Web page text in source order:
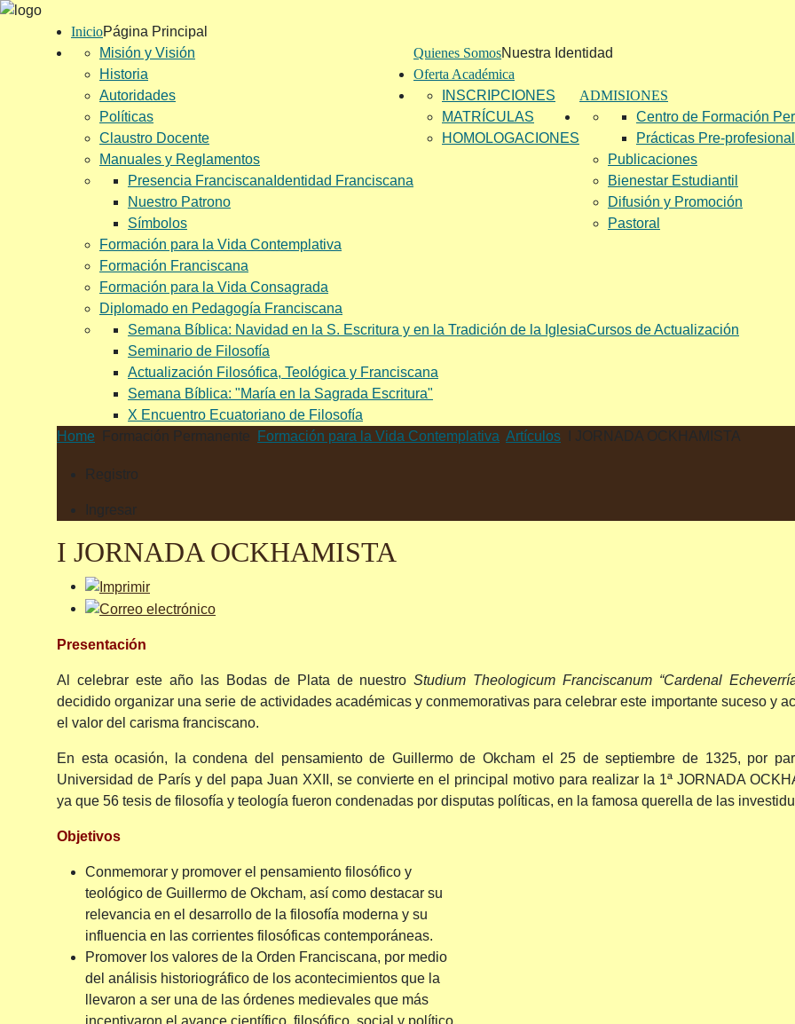
InicioPágina Principal
Quienes SomosNuestra Identidad
Misión y Visión
Historia
Autoridades
Políticas
Claustro Docente
Manuales y Reglamentos
Identidad Franciscana
Presencia Franciscana
Nuestro Patrono
Símbolos
Oferta Académica
ADMISIONES
INSCRIPCIONES
MATRÍCULAS
HOMOLOGACIONES
Centro de Formación
Prácticas Pre-
Publicaciones
Bienestar Estudiantil
Difusión y Promoción
Pastoral
Formación para la Vida Contemplativa
Formación Franciscana
Formación para la Vida Consagrada
Diplomado en Pedagogía Franciscana
Cursos de Actualización
Semana Bíblica: Navidad en la S. Escritura y en la Tradición de la Iglesia
Seminario de Filosofía
Actualización Filosófica, Teológica y Franciscana
Semana Bíblica: "María en la Sagrada Escritura"
X Encuentro Ecuatoriano de Filosofía
Home
Formación Permanente Formación para la Vida Contemplativa Artículos I JORNADA OCKHAMISTA
Registro
Ingresar
I JORNADA OCKHAMISTA
Presentación
Al celebrar este año las Bodas de Plata de nuestroStudium Theologicum Franciscanum “Cardenal
decidido organizar una serie de actividades académicas y conmemorativas para celebrar este importante suceso y
el valor del carisma franciscano.
En esta ocasión, la condena del pensamiento de Guillermo de Okcham el 25 de septiembre de 1325, por
Universidad de París y del papa Juan XXII, se convierte en el principal motivo para realizar la 1ª JORNADA
ya que 56 tesis de filosofía y teología fueron condenadas por disputas políticas, en la famosa querella de las
Objetivos
Conmemorar y promover el pensamiento filosófico y
teológico de Guillermo de Okcham, así como destacar su
relevancia en el desarrollo de la filosofía moderna y su
influencia en las corrientes filosóficas contemporáneas.
Promover los valores de la Orden Franciscana, por medio
del análisis historiográfico de los acontecimientos que la
llevaron a ser una de las órdenes medievales que más
incentivaron el avance científico, filosófico, social y político.